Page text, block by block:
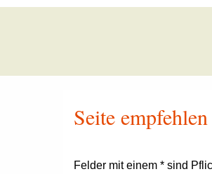
Seite empfehlen
Felder mit einem * sind